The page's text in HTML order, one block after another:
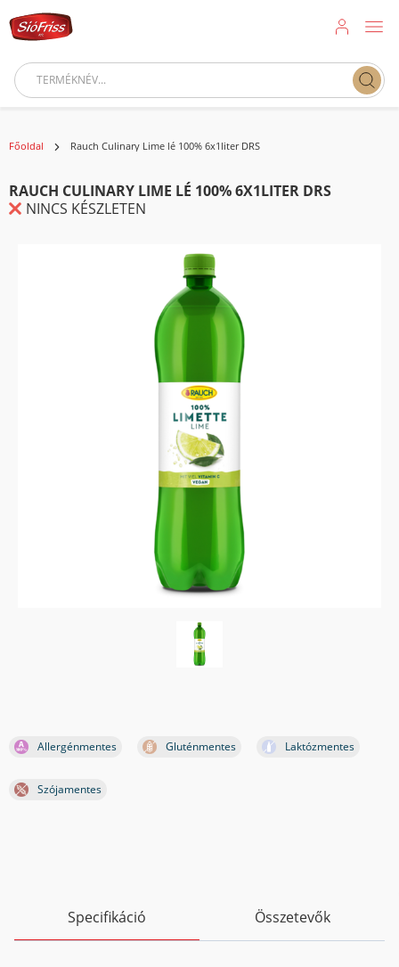
Főoldal Rauch Culinary Lime lé 100% 6x1liter DRS
RAUCH CULINARY LIME LÉ 100% 6X1LITER DRS
NINCS KÉSZLETEN
Allergénmentes Gluténmentes Laktózmentes
Szójamentes
Specifikáció Összetevők